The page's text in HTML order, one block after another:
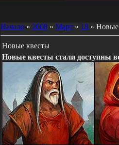
Начало» 2008 » Март » 18» Новые
Новые квесты
Новые квесты стали доступны